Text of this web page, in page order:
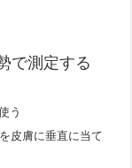
で測定する
う
皮膚に垂直に当て